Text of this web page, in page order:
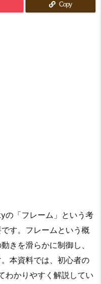
Copy
の「フレーム」という考
す。フレームという概
きを滑らかに制御し、
本資料では、初心者の
わかりやすく解説してい